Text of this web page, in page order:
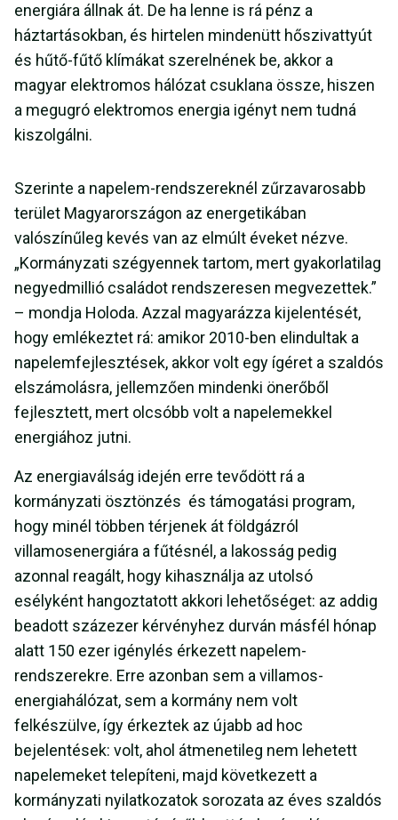
energiára állnak át. De ha lenne is rá pénz a
háztartásokban, és hirtelen mindenütt hőszivattyút
és hűtő-fűtő klímákat szerelnének be, akkor a
magyar elektromos hálózat csuklana össze, hiszen
a megugró elektromos energia igényt nem tudná
kiszolgálni.
Szerinte a napelem-rendszereknél zűrzavarosabb
terület Magyarországon az energetikában
valószínűleg kevés van az elmúlt éveket nézve.
„Kormányzati szégyennek tartom, mert gyakorlatilag
negyedmillió családot rendszeresen megvezettek.”
– mondja Holoda. Azzal magyarázza kijelentését,
hogy emlékeztet rá: amikor 2010-ben elindultak a
napelemfejlesztések, akkor volt egy ígéret a szaldós
elszámolásra, jellemzően mindenki önerőből
fejlesztett, mert olcsóbb volt a napelemekkel
energiához jutni.
Az energiaválság idején erre tevődött rá a
kormányzati ösztönzés és támogatási program,
hogy minél többen térjenek át földgázról
villamosenergiára a fűtésnél, a lakosság pedig
azonnal reagált, hogy kihasználja az utolsó
esélyként hangoztatott akkori lehetőséget: az addig
beadott százezer kérvényhez durván másfél hónap
alatt 150 ezer igénylés érkezett napelem-
rendszerekre. Erre azonban sem a villamos-
energiahálózat, sem a kormány nem volt
felkészülve, így érkeztek az újabb ad hoc
bejelentések: volt, ahol átmenetileg nem lehetett
napelemeket telepíteni, majd következett a
kormányzati nyilatkozatok sorozata az éves szaldós